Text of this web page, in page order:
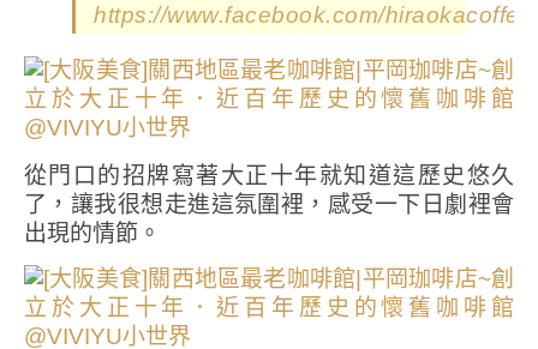
https://www.facebook.com/hiraokacoffee
從門口的招牌寫著大正十年就知道這歷史悠久
了，讓我很想走進這氛圍裡，感受一下日劇裡會
出現的情節。